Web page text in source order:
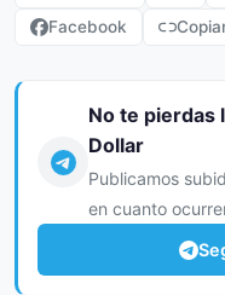
Facebook
No te pierdas
Dollar
Publicamos
en cuanto